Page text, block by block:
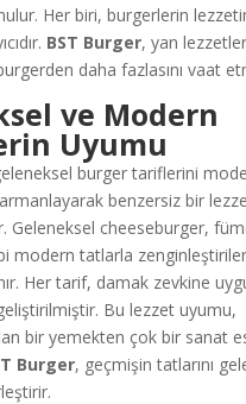
Her biri, burgerlerin
BST Burger, yan
daha fazlasını vaat
ve Modern
Uyumu
burger tariflerini
benzersiz bir
Geleneksel cheeseburger,
modern tatlarla
Her tarif, damak zevkine
Bu lezzet uyumu,
bir yemekten çok bir sanat
Burger, geçmişin tatlarını